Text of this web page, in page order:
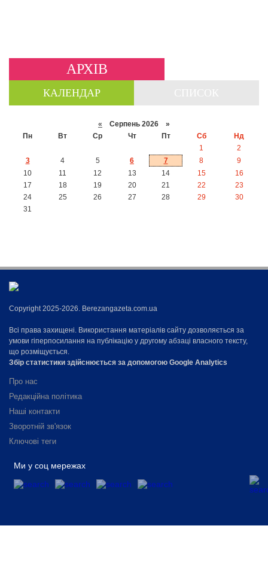
АРХІВ
КАЛЕНДАР
« Серпень 2026 »
Пн
Вт Ср Чт Пт Сб
Нд
1
2
3
4 5 6 7 8
9
10
11 12 13 14 15
16
17
18 19 20 21 22
23
24
25 26 27 28 29
30
31
Copyright 2025-2026. Berezangazeta.com.ua
Всі права захищені. Використання матеріалів сайту дозволяється за
умови гіперпосилання на публікацію у другому абзаці власного тексту,
що розміщується.
Збір статистики здійснюється за допомогою Google Analytics
Про нас
Редакційна політика
Наші контакти
Зворотній зв'язок
Ключові теги
Ми у соц мережах